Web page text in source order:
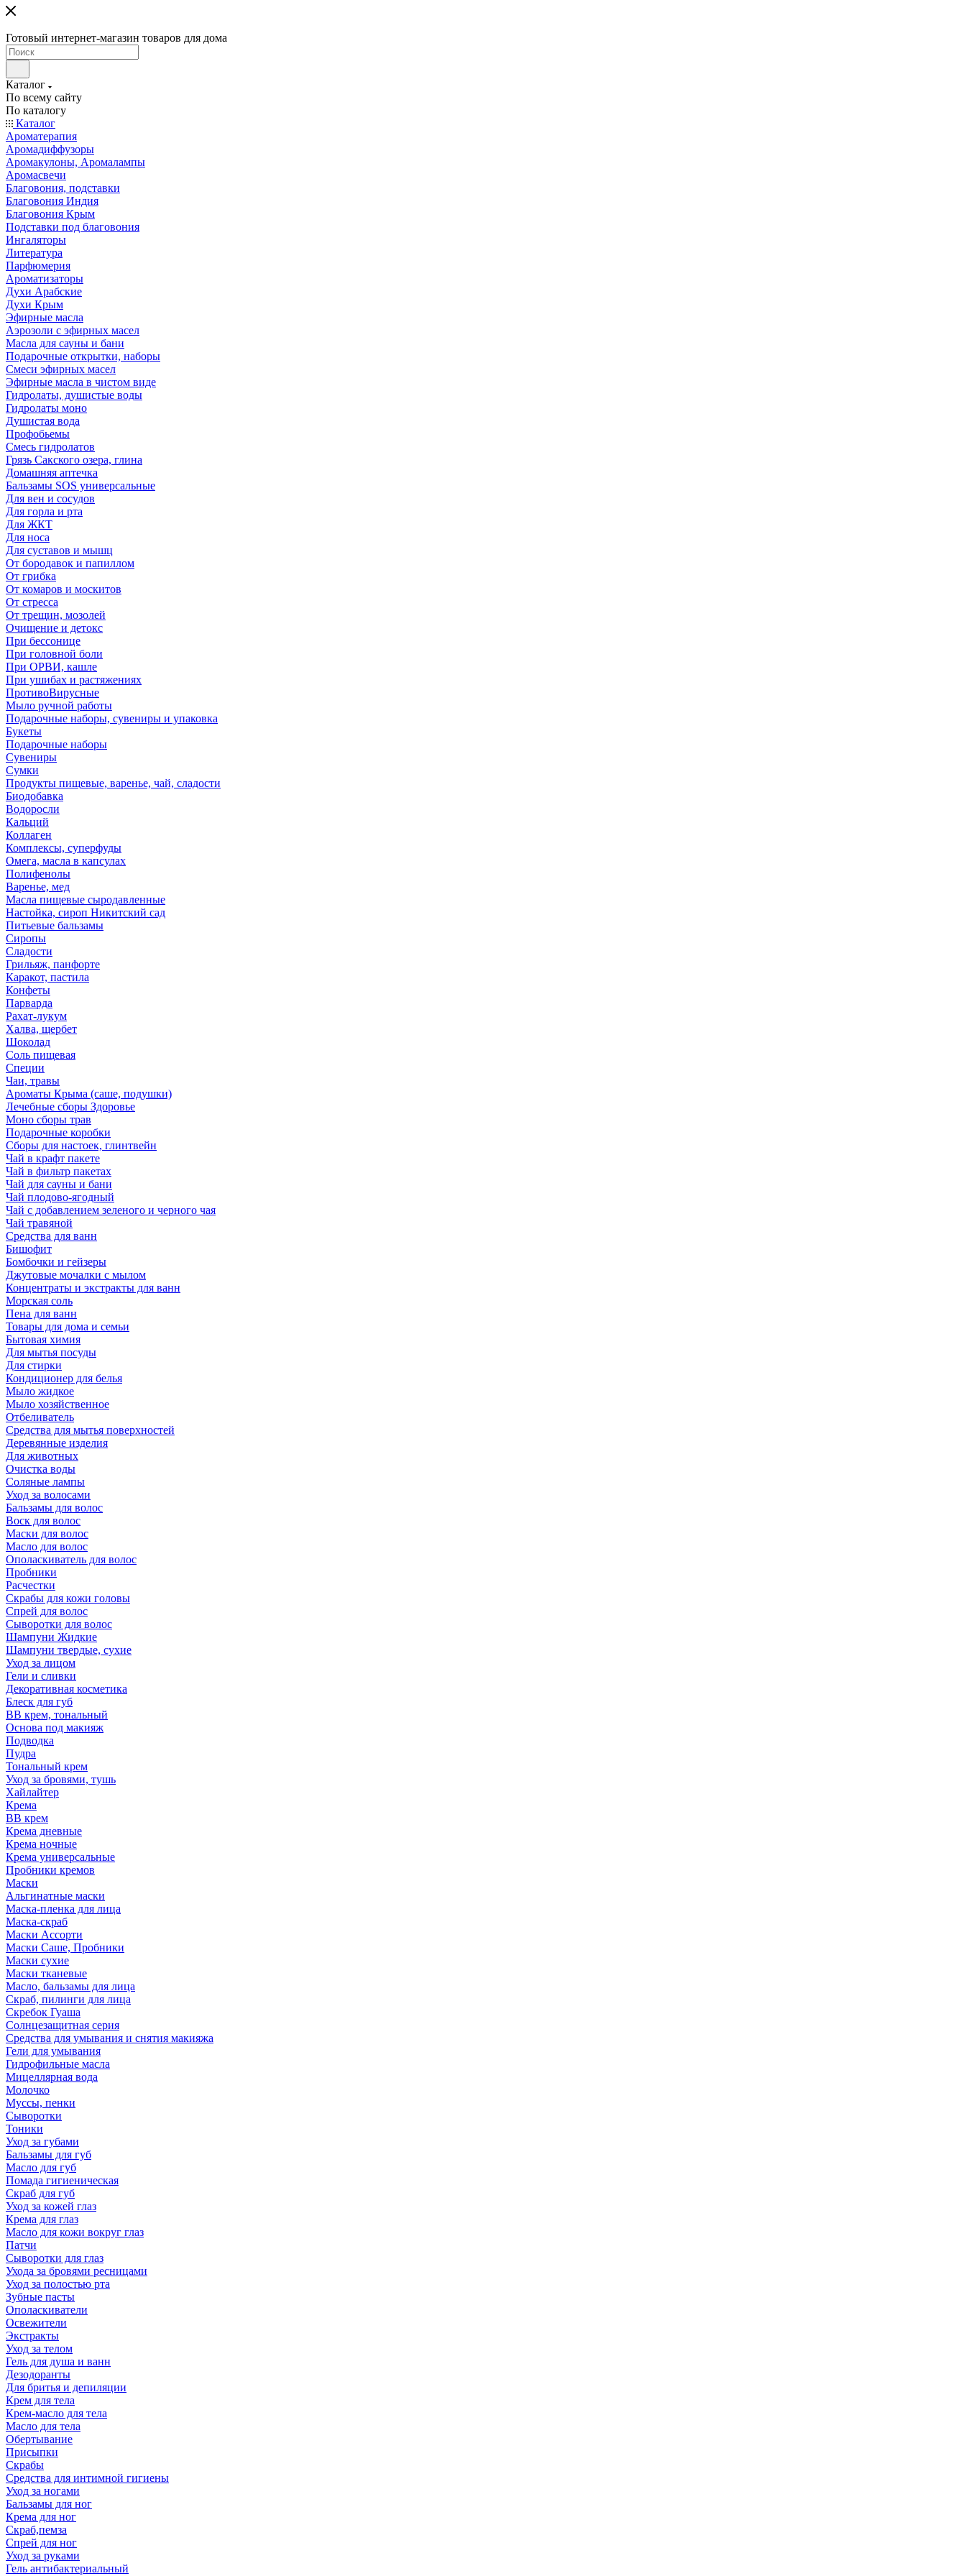
Готовый интернет-магазин товаров для дома
Каталог
По всему сайту
По каталогу
Каталог
Ароматерапия
Аромадиффузоры
Аромакулоны, Аромалампы
Аромасвечи
Благовония, подставки
Благовония Индия
Благовония Крым
Подставки под благовония
Ингаляторы
Литература
Парфюмерия
Ароматизаторы
Духи Арабские
Духи Крым
Эфирные масла
Аэрозоли с эфирных масел
Масла для сауны и бани
Подарочные открытки, наборы
Смеси эфирных масел
Эфирные масла в чистом виде
Гидролаты, душистые воды
Гидролаты моно
Душистая вода
Профобьемы
Смесь гидролатов
Грязь Сакского озера, глина
Домашняя аптечка
Бальзамы SOS универсальные
Для вен и сосудов
Для горла и рта
Для ЖКТ
Для носа
Для суставов и мышц
От бородавок и папиллом
От грибка
От комаров и москитов
От стресса
От трещин, мозолей
Очищение и детокс
При бессонице
При головной боли
При ОРВИ, кашле
При ушибах и растяжениях
ПротивоВирусные
Мыло ручной работы
Подарочные наборы, сувениры и упаковка
Букеты
Подарочные наборы
Сувениры
Сумки
Продукты пищевые, варенье, чай, сладости
Биодобавка
Водоросли
Кальций
Коллаген
Комплексы, суперфуды
Омега, масла в капсулах
Полифенолы
Варенье, мед
Масла пищевые сыродавленные
Настойка, сироп Никитский сад
Питьевые бальзамы
Сиропы
Сладости
Грильяж, панфорте
Каракот, пастила
Конфеты
Парварда
Рахат-лукум
Халва, щербет
Шоколад
Соль пищевая
Специи
Чаи, травы
Ароматы Крыма (саше, подушки)
Лечебные сборы Здоровье
Моно сборы трав
Подарочные коробки
Сборы для настоек, глинтвейн
Чай в крафт пакете
Чай в фильтр пакетах
Чай для сауны и бани
Чай плодово-ягодный
Чай с добавлением зеленого и черного чая
Чай травяной
Средства для ванн
Бишофит
Бомбочки и гейзеры
Джутовые мочалки с мылом
Концентраты и экстракты для ванн
Морская соль
Пена для ванн
Товары для дома и семьи
Бытовая химия
Для мытья посуды
Для стирки
Кондиционер для белья
Мыло жидкое
Мыло хозяйственное
Отбеливатель
Средства для мытья поверхностей
Деревянные изделия
Для животных
Очистка воды
Соляные лампы
Уход за волосами
Бальзамы для волос
Воск для волос
Маски для волос
Масло для волос
Ополаскиватель для волос
Пробники
Расчестки
Скрабы для кожи головы
Спрей для волос
Сыворотки для волос
Шампуни Жидкие
Шампуни твердые, сухие
Уход за лицом
Гели и сливки
Декоративная косметика
Блеск для губ
ВВ крем, тональный
Основа под макияж
Подводка
Пудра
Тональный крем
Уход за бровями, тушь
Хайлайтер
Крема
ВВ крем
Крема дневные
Крема ночные
Крема универсальные
Пробники кремов
Маски
Альгинатные маски
Маска-пленка для лица
Маска-скраб
Маски Ассорти
Маски Саше, Пробники
Маски сухие
Маски тканевые
Масло, бальзамы для лица
Скраб, пилинги для лица
Скребок Гуаша
Солнцезащитная серия
Средства для умывания и снятия макияжа
Гели для умывания
Гидрофильные масла
Мицеллярная вода
Молочко
Муссы, пенки
Сыворотки
Тоники
Уход за губами
Бальзамы для губ
Масло для губ
Помада гигиеническая
Скраб для губ
Уход за кожей глаз
Крема для глаз
Масло для кожи вокруг глаз
Патчи
Сыворотки для глаз
Ухода за бровями ресницами
Уход за полостью рта
Зубные пасты
Ополаскиватели
Освежители
Экстракты
Уход за телом
Гель для душа и ванн
Дезодоранты
Для бритья и депиляции
Крем для тела
Крем-масло для тела
Масло для тела
Обертывание
Присыпки
Скрабы
Средства для интимной гигиены
Уход за ногами
Бальзамы для ног
Крема для ног
Скраб,пемза
Спрей для ног
Уход за руками
Гель антибактериальный